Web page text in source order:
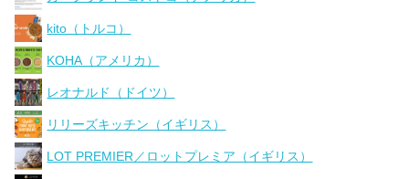
kito（トルコ）
KOHA（アメリカ）
レオナルド（ドイツ）
リリーズキッチン（イギリス）
LOT PREMIER／ロットプレミア（イギリス）